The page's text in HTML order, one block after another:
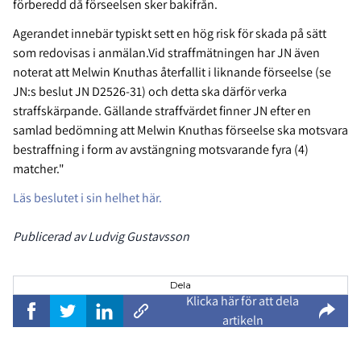
förberedd då förseelsen sker bakifrån.
Agerandet innebär typiskt sett en hög risk för skada på sätt
som redovisas i anmälan.Vid straffmätningen har JN även
noterat att Melwin Knuthas återfallit i liknande förseelse (se
JN:s beslut JN D2526-31) och detta ska därför verka
straffskärpande. Gällande straffvärdet finner JN efter en
samlad bedömning att Melwin Knuthas förseelse ska motsvara
bestraffning i form av avstängning motsvarande fyra (4)
matcher."
Läs beslutet i sin helhet här.
Publicerad av Ludvig Gustavsson
Dela
Klicka här för att dela
artikeln